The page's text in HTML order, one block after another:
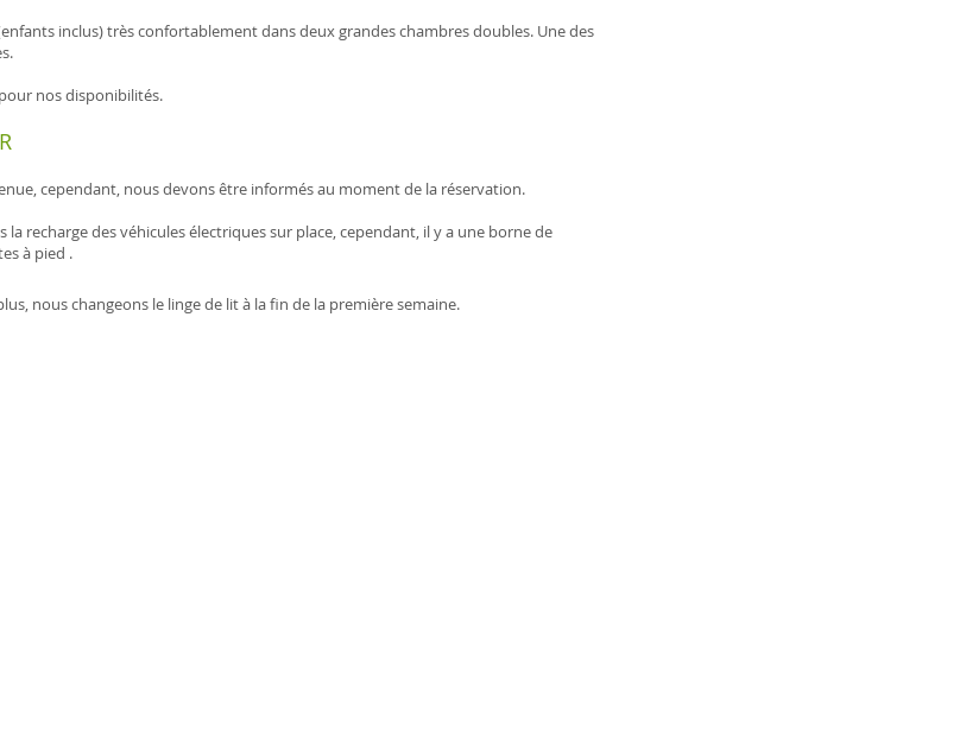
inclus) très confortablement dans deux grandes chambres doubles. Une des
nos disponibilités.
cependant, nous devons être informés au moment de la réservation.
recharge des véhicules électriquessur place, cependant, il y a une borne de
à pied .
nous changeons le linge de lit à la fin de la première semaine.